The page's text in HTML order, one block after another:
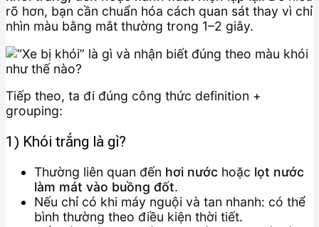
rõ hơn, bạn cần chuẩn hóa cách quan sát thay vì chỉ
nhìn màu bằng mắt thường trong 1–2 giây.
Tiếp theo, ta đi đúng công thức definition +
grouping:
1) Khói trắng là gì?
Thường liên quan đến hơi nước hoặc lọt nước
làm mát vào buồng đốt.
Nếu chỉ có khi máy nguội và tan nhanh: có thể
bình thường theo điều kiện thời tiết.